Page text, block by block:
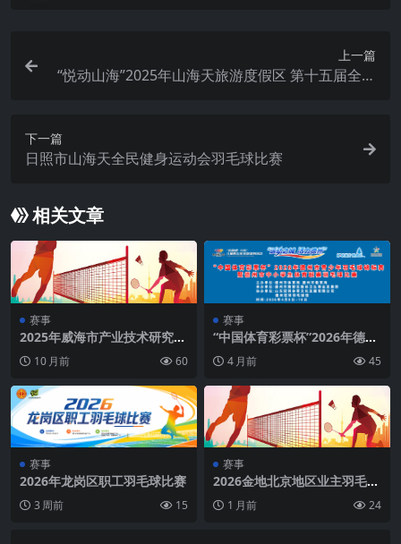
上一篇
“悦动山海”2025年山海天旅游度假区 第十五届全民
下一篇
日照市山海天全民健身运动会羽毛球比赛
相关文章
赛事
2025年威海市产业技术研究院
10 月前 60
赛事
“中国体育彩票杯”2026年德州
赛 4 月前 45
赛事
2026年龙岗区职工羽毛球比赛
3 周前 15
赛事
2026金地北京地区业主羽毛球
1 月前 24